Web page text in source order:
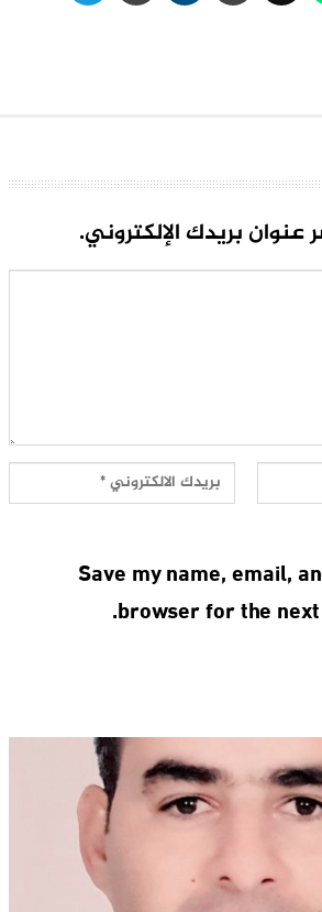
عنوان بريدك الإلكتروني.
Save my name, email,
browser for the